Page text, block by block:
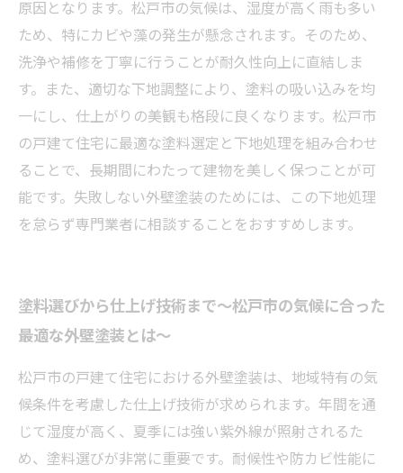
原因となります。松戸市の気候は、湿度が高く雨も多い
ため、特にカビや藻の発生が懸念されます。そのため、
洗浄や補修を丁寧に行うことが耐久性向上に直結しま
す。また、適切な下地調整により、塗料の吸い込みを均
一にし、仕上がりの美観も格段に良くなります。松戸市
の戸建て住宅に最適な塗料選定と下地処理を組み合わせ
ることで、長期間にわたって建物を美しく保つことが可
能です。失敗しない外壁塗装のためには、この下地処理
を怠らず専門業者に相談することをおすすめします。
塗料選びから仕上げ技術まで～松戸市の気候に合った
最適な外壁塗装とは～
松戸市の戸建て住宅における外壁塗装は、地域特有の気
候条件を考慮した仕上げ技術が求められます。年間を通
じて湿度が高く、夏季には強い紫外線が照射されるた
め、塗料選びが非常に重要です。耐候性や防カビ性能に